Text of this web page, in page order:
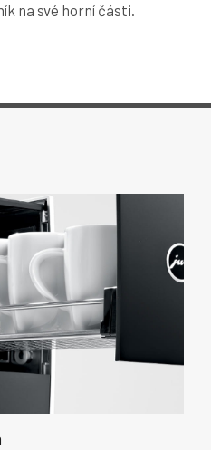
na své horní části.